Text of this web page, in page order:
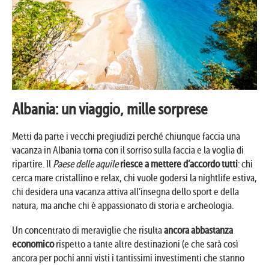
Albania: un viaggio, mille sorprese
Metti da parte i vecchi pregiudizi perché chiunque faccia una
vacanza in Albania torna con il sorriso sulla faccia e la voglia di
ripartire. Il Paese delle aquile riesce a mettere d’accordo tutti: chi
cerca mare cristallino e relax, chi vuole godersi la nightlife estiva,
chi desidera una vacanza attiva all’insegna dello sport e della
natura, ma anche chi è appassionato di storia e archeologia.
Un concentrato di meraviglie che risultaancora abbastanza
economicorispetto a tante altre destinazioni (e che sarà così
ancora per pochi anni visti i tantissimi investimenti che stanno